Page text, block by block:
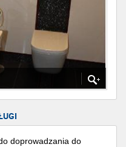
doprowadzania do